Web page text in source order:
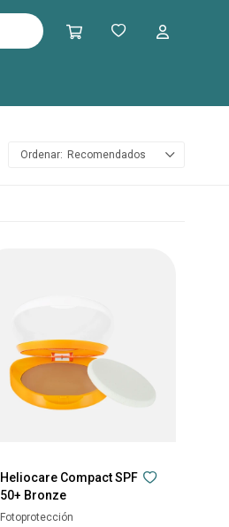
Recomendados
Heliocare Compact SPF
50+ Bronze
Fotoprotección